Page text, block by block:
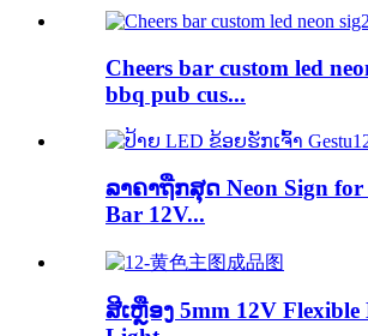
Cheers bar custom led
bbq pub cus...
ລາຄາຖືກສຸດ Neon Sign for
Bar 12V...
ສີເຫຼືອງ 5mm 12V Flexible